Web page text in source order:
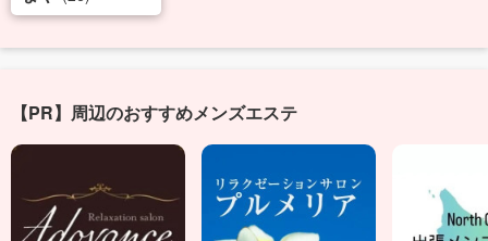
【PR】周辺のおすすめメンズエステ